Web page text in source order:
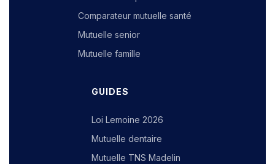
Comparateur mutuelle santé
Mutuelle senior
Mutuelle famille
GUIDES
Loi Lemoine 2026
Mutuelle dentaire
Mutuelle TNS Madelin